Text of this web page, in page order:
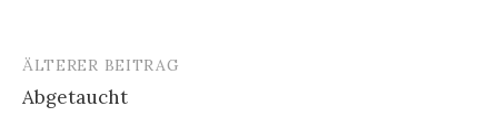
Beitrags-
Navigation
ÄLTERER BEITRAG
Abgetaucht